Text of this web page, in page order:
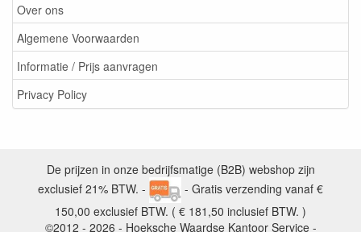
Over ons
Algemene Voorwaarden
Informatie / Prijs aanvragen
Privacy Policy
De prijzen in onze bedrijfsmatige (B2B) webshop zijn
exclusief 21% BTW. -
- Gratis verzending vanaf €
150,00 exclusief BTW. ( € 181,50 inclusief BTW. )
©2012 - 2026 - Hoeksche Waardse Kantoor Service -